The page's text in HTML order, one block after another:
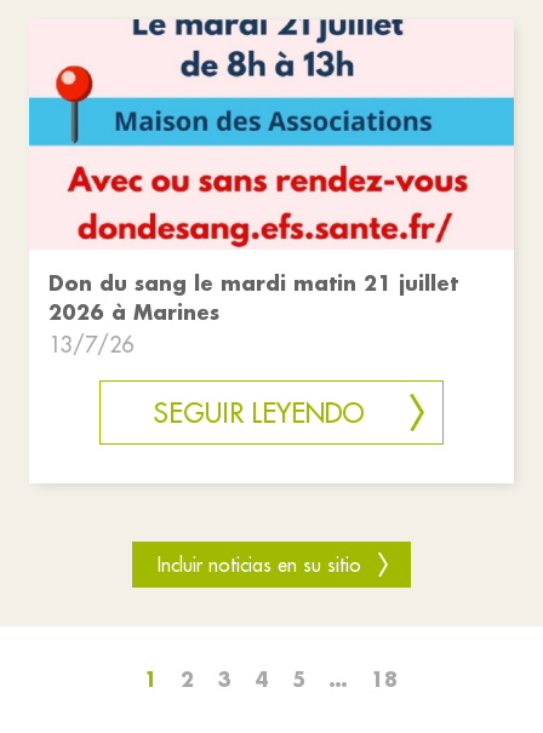
Don du sang le mardi matin 21 juillet
2026 à Marines
13/7/26
SEGUIR LEYENDO
Incluir noticias en su sitio
1 2 3 4 5 … 18